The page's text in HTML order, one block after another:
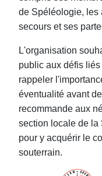
de Spéléologie, les
secours et ses
L'organisation
public aux défis
rappeler
éventualité avant
recommande aux
section locale de la
pour y acquérir le
souterrain.